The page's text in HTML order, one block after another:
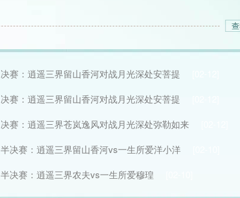
决赛：逍遥三界留山香河对战月光深处安菩提
决赛：逍遥三界留山香河对战月光深处安菩提
决赛：逍遥三界苍岚逸风对战月光深处弥勒如来
半决赛：逍遥三界留山香河vs一生所爱洋小洋
半决赛：逍遥三界农夫vs一生所爱穆瑝
【总决赛】洋小洋VS苍岚逸风②
[08-27]
【总决赛】洋小洋VS苍岚逸风①
[08-27]
【总决赛】乙级时光若止vs楚霸王
[08-27]
【季军赛】前男友VS弥勒如来
[08-27]
【季军赛】乙级小小西北风VS紫电青霜策划